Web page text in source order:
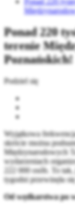
Ponad 220
terenie
Poznańskich!
Podziel się
Wyjątkowa
skrócie można
Międzynarodowych
wydarzeniach
222 000 osób. To
tygodni przewinęła
Od wędkarstwa po